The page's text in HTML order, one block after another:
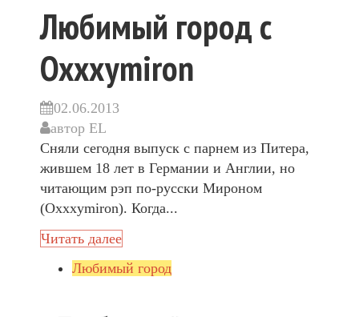
Любимый город с
Oxxxymiron
02.06.2013
автор EL
Сняли сегодня выпуск с парнем из Питера,
жившем 18 лет в Германии и Англии, но
читающим рэп по-русски Мироном
(Oxxxymiron). Когда...
Читать далее
Любимый город